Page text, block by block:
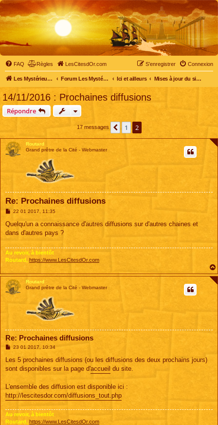
FAQ Règles LesCitesdOr.com Connexion
S’enregistrer
Les Mystérieuses Cités d'Or - LesCitesdOr.com Forum Les Mystérieuses Cités d'Or Ici et ailleurs Mises à jour du site et du forum
14/11/2016 : Prochaines diffusions
Répondre
17 messages Précédente
1 2
Routard
Grand prêtre de la Cité - Webmaster
Re: Prochaines diffusions
M
s
a
22 01 2017, 11:35
Quelqu'un a connaissance d'autres diffusions sur d'autres chaines et
dans d'autres pays ?
Au revoir, à bientôt
Routard, https://www.LesCitesdOr.com
Routard
Grand prêtre de la Cité - Webmaster
Re: Prochaines diffusions
M
s
a
23 01 2017, 10:34
Les 5 prochaines diffusions (ou les diffusions des deux prochains jours)
sont disponibles sur la page d'accueil du site.
L'ensemble des diffusion est disponible ici :
http://lescitesdor.com/diffusions_tout.php
Au revoir, à bientôt
Routard, https://www.LesCitesdOr.com